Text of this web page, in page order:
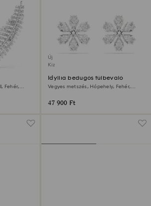
Fehér,
Új
Kizárólag online elérhető
Idyllia bedugós fülbevaló
Vegyes metszés, Hópehely, Fehér,
47 900 Ft